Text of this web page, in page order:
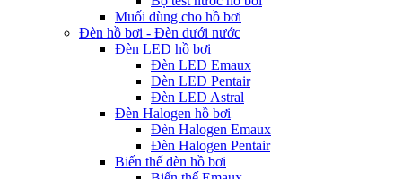
Muối dùng cho hồ bơi
Đèn hồ bơi - Đèn dưới nước
Đèn LED hồ bơi
Đèn LED Emaux
Đèn LED Pentair
Đèn LED Astral
Đèn Halogen hồ bơi
Đèn Halogen Emaux
Đèn Halogen Pentair
Biến thế đèn hồ bơi